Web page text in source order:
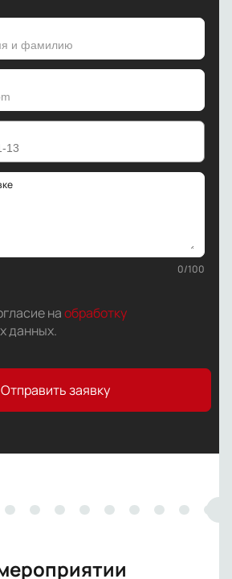
0/100
наобработку
данных.
Отправить заявку